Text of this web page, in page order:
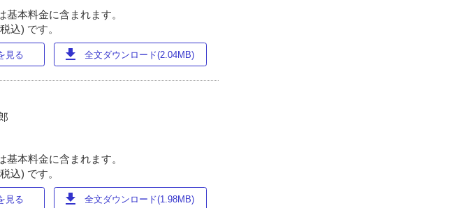
本料金に含まれます。
込) です。
見る download 全文ダウンロード(2.04MB)
本料金に含まれます。
込) です。
見る download 全文ダウンロード(1.98MB)